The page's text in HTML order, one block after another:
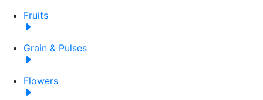
Fruits
Grain & Pulses
Flowers